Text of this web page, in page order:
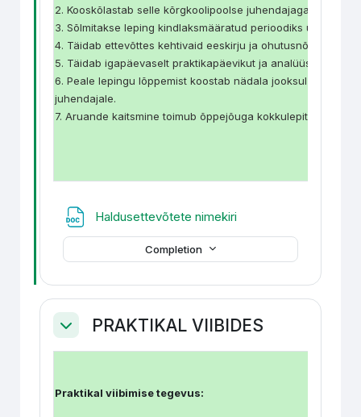
2. Kooskõlastab selle kõrgkoolipoolse juhendajaga nädala
3. Sõlmitakse leping kindlaksmääratud perioodiks ühe
4. Täidab ettevõttes kehtivaid eeskirju ja ohutusnõudeid
5. Täidab igapäevaselt praktikapäevikut ja analüüsib
6. Peale lepingu lõppemist koostab nädala jooksul aruande
juhendajale.
7. Aruande kaitsmine toimub õppejõuga kokkulepitud ajal.
Haldusettevõtete nimekiri
Completion
CollapsePRAKTIKAL VIIBIDES
Praktikal viibimise tegevus: